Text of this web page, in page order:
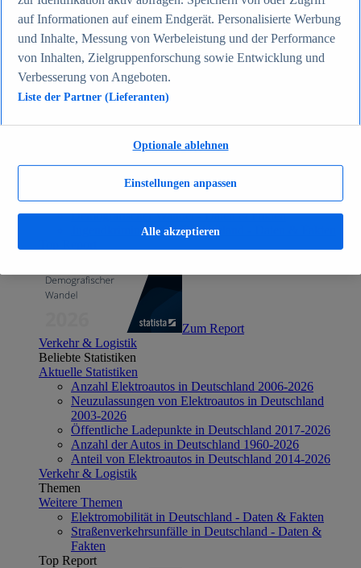
Zum Report
Gesellschaft
Beliebte Statistiken
Aktuelle Statistiken
Bevölkerung Deutschlands nach relevanten
Altersgruppen 2024
Die reichsten Menschen der Welt 2026
Bürgergeld in Deutschland 2005-2025
Ausländer in Deutschland nach Nationalität 2025
Weitere Themen
Demografischer Wandel - Daten & Fakten
Jugendkriminalität in Deutschland - Daten & Fakten
Zum Report
Verkehr & Logistik
Beliebte Statistiken
Aktuelle Statistiken
Anzahl Elektroautos in Deutschland 2006-2026
Neuzulassungen von Elektroautos in Deutschland
2003-2026
Öffentliche Ladepunkte in Deutschland 2017-2026
Anzahl der Autos in Deutschland 1960-2026
Anteil von Elektroautos in Deutschland 2014-2026
Verkehr & Logistik
Themen
Weitere Themen
Elektromobilität in Deutschland - Daten & Fakten
Straßenverkehrsunfälle in Deutschland - Daten &
Fakten
Top Report
auf Informationen auf einem Endgerät. Personalisierte Werbung
und Inhalte, Messung von Werbeleistung und der Performance
von Inhalten, Zielgruppenforschung sowie Entwicklung und
Verbesserung von Angeboten.
Liste der Partner (Lieferanten)
Einstellungen anpassen
Optionale ablehnen
Alle akzeptieren